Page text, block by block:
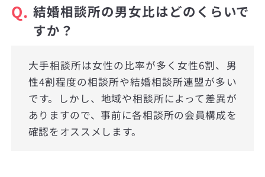
Q. 結婚相談所の男女比はどのくらいで
すか？
大手相談所は女性の比率が多く女性6割、男
性4割程度の相談所や結婚相談所連盟が多い
です。しかし、地域や相談所によって差異が
ありますので、事前に各相談所の会員構成を
確認をオススメします。